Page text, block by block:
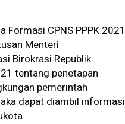
Formasi CPNS PPPK 2021
Menteri
Birokrasi Republik
tentang penetapan
pemerintah
dapat diambil informasi